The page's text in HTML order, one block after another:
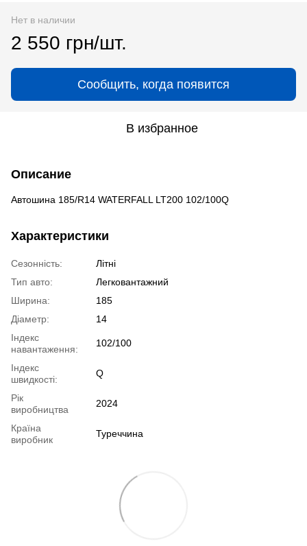
Нет в наличии
2 550 грн/шт.
Сообщить, когда появится
В избранное
Описание
Автошина 185/R14 WATERFALL LT200 102/100Q
Характеристики
Сезонність:
Літні
Тип авто:
Легковантажний
Ширина:
185
Діаметр:
14
Індекс
навантаження:
102/100
Індекс
швидкості:
Q
Рік
виробництва
2024
Країна
виробник
Туреччина